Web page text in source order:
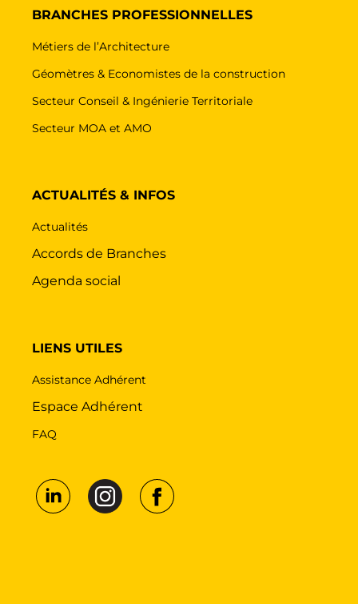
BRANCHES PROFESSIONNELLES
Métiers de l’Architecture
Géomètres & Economistes de la construction
Secteur Conseil & Ingénierie Territoriale
Secteur MOA et AMO
ACTUALITÉS & INFOS
Actualités
Accords de Branches
Agenda social
LIENS UTILES
Assistance Adhérent
Espace Adhérent
FAQ